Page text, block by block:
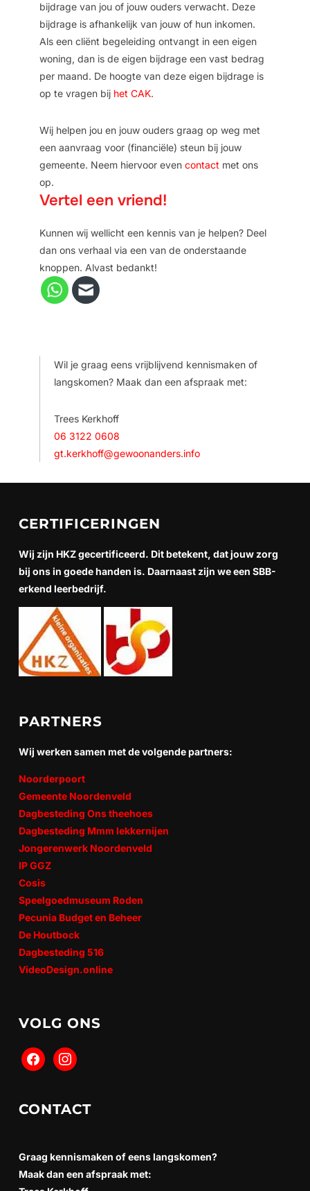
bijdrage van jou of jouw ouders verwacht. Deze
bijdrage is afhankelijk van jouw of hun inkomen.
Als een cliënt begeleiding ontvangt in een eigen
woning, dan is de eigen bijdrage een vast bedrag
per maand. De hoogte van deze eigen bijdrage is
op te vragen bij het CAK.
Wij helpen jou en jouw ouders graag op weg met
een aanvraag voor (financiële) steun bij jouw
gemeente. Neem hiervoor even contact met ons
op.
Vertel een vriend!
Kunnen wij wellicht een kennis van je helpen? Deel
dan ons verhaal via een van de onderstaande
knoppen. Alvast bedankt!
Wil je graag eens vrijblijvend kennismaken of
langskomen? Maak dan een afspraak met:
Trees Kerkhoff
06 3122 0608
gt.kerkhoff@gewoonanders.info
CERTIFICERINGEN
Wij zijn HKZ gecertificeerd. Dit betekent, dat jouw zorg
bij ons in goede handen is. Daarnaast zijn we een SBB-
erkend leerbedrijf.
PARTNERS
Wij werken samen met de volgende partners:
Noorderpoort
Gemeente Noordenveld
Dagbesteding Ons theehoes
Dagbesteding Mmm lekkernijen
Jongerenwerk Noordenveld
IP GGZ
Cosis
Speelgoedmuseum Roden
Pecunia Budget en Beheer
De Houtbock
Dagbesteding 516
VideoDesign.online
VOLG ONS
CONTACT
Graag kennismaken of eens langskomen?
Maak dan een afspraak met: